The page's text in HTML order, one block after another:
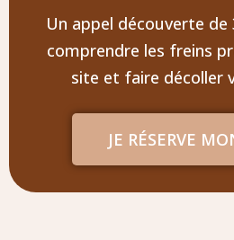
Un appel découverte
comprendre les freins
site et faire décoller
JE RÉSERVE